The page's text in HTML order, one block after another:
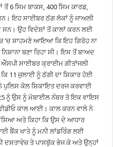
6 ਸਿਮ ਬਾਕਸ, 400 ਸਿਮ ਕਾਰਡ,
ਇਹ ਸਾਈਬਰ ਠੱਗ ਲੋਕਾਂ ਨੂੰ ਜਾਅਲੀ
ਸਨ। ਉਹ ਵਿਦੇਸ਼ਾਂ ਤੋਂ ਕਾਲਾਂ ਕਰਨ ਲਈ
’ਚ ਸਾਹਮਣੇ ਆਇਆ ਕਿ ਇਹ ਗਿਰੋਹ ਨਾ
ਬਣਾ ਰਿਹਾ ਸੀ। ਇਸ ਤੋਂ ਬਾਅਦ
ਸਾਈਬਰ ਕ੍ਰਾਈਮ ਗੀਤਾਂਜਲੀ
11 ਜੁਲਾਈ ਨੂੰ ਠੱਗੀ ਦਾ ਸ਼ਿਕਾਰ ਹੋਈ
ਪੁਲਿਸ ਕੋਲ ਸ਼ਿਕਾਇਤ ਦਰਜ ਕਰਵਾਈ
ਨੂੰ ਉਸ ਨੂੰ ਮੋਬਾਈਲ ਨੰਬਰ ਤੋ ਇਕ ਵਾਇਸ
ਕਾਲ ਆਈ। ਕਾਲ ਕਰਨ ਵਾਲੇ ਨੇ
ਅਤੇ ਕਿਹਾ ਕਿ ਉਸ ਦੇ ਆਧਾਰ
ਖਾਤੇ ਨੂੰ ਮਨੀ ਲਾਂਡਰਿੰਗ ਲਈ
ਦਸਤਾਵੇਜ਼ ਤੇ ਪਾਸਬੁੱਕ ਭੇਜ ਕੇ ਅਤੇ ਉਨ੍ਹਾਂ